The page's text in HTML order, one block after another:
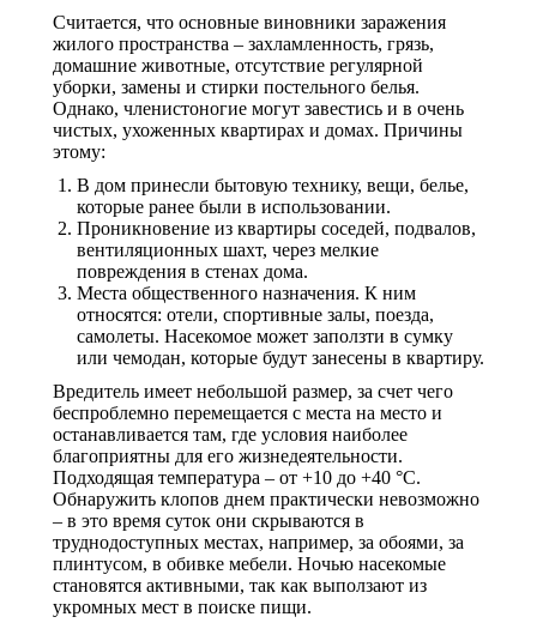
Считается, что основные виновники заражения
жилого пространства – захламленность, грязь,
домашние животные, отсутствие регулярной
уборки, замены и стирки постельного белья.
Однако, членистоногие могут завестись и в очень
чистых, ухоженных квартирах и домах. Причины
этому:
В дом принесли бытовую технику, вещи, белье,
которые ранее были в использовании.
Проникновение из квартиры соседей, подвалов,
вентиляционных шахт, через мелкие
повреждения в стенах дома.
Места общественного назначения. К ним
относятся: отели, спортивные залы, поезда,
самолеты. Насекомое может заползти в сумку
или чемодан, которые будут занесены в квартиру.
Вредитель имеет небольшой размер, за счет чего
беспроблемно перемещается с места на место и
останавливается там, где условия наиболее
благоприятны для его жизнедеятельности.
Подходящая температура – от +10 до +40 °С.
Обнаружить клопов днем практически невозможно
– в это время суток они скрываются в
труднодоступных местах, например, за обоями, за
плинтусом, в обивке мебели. Ночью насекомые
становятся активными, так как выползают из
укромных мест в поиске пищи.